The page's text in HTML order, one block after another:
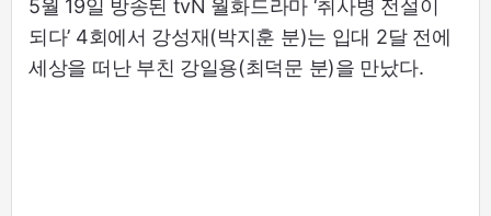
5월 19일 방송된 tvN 월화드라마 ‘취사병 전설이
되다’ 4회에서 강성재(박지훈 분)는 입대 2달 전에
세상을 떠난 부친 강일용(최덕문 분)을 만났다.